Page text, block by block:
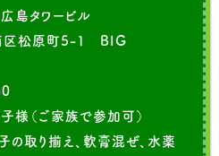
島タワービル
区松原町5-1 BIG
様（ご家族で参加可）
取り揃え、軟膏混ぜ、水薬